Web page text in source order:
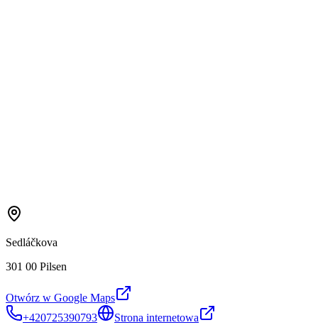
Sedláčkova
301 00 Pilsen
Otwórz w Google Maps
+420725390793
Strona internetowa